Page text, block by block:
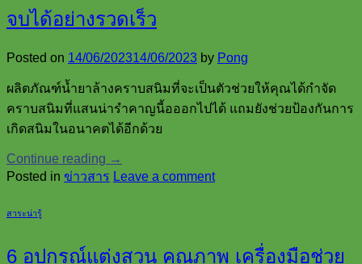
จบได้อย่างรวดเร็ว
Posted on 14/06/202314/06/2023 by Pong
ผลิตภัณฑ์น้ำยาล้างคราบสนิมที่จะเป็นตัวช่วยให้คุณได้กำจัด
คราบสนิมที่แสนน่ารำคาญนี้อออกไปได้ แถมยังช่วยป้องกันการ
เกิดสนิมในอนาคตได้อีกด้วย
Continue reading →
Posted in ข่าวสาร Leave a comment
สาระน่ารู้
6 อุปกรณ์แต่งสวน คุณภาพ เครื่องมือช่วย